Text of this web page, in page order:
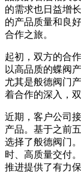
的需求也日益增
的产品质量和良
合作之旅。
起初，双方的合
以高品质的蝶阀
尤其是般德阀门
着合作的深入，
近期，客户公司
产品。基于之前
选择了般德阀门
时、高质量交付
推进提供了有力保